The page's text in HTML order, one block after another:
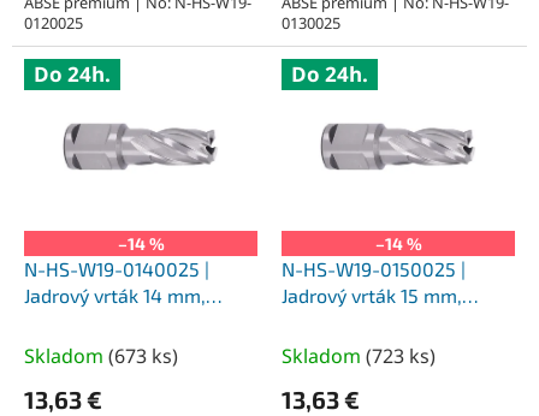
0120025
0130025
Do 24h.
–14 %
N-HS-W19-0140025 |
Jadrový vrták 14 mm,
upnutie Weldon 19
Skladom (673 ks)
13,63 €
Do 24h.
–14 %
N-HS-W19-0150025 |
Jadrový vrták 15 mm,
upnutie Weldon 19
Skladom (723 ks)
13,63 €